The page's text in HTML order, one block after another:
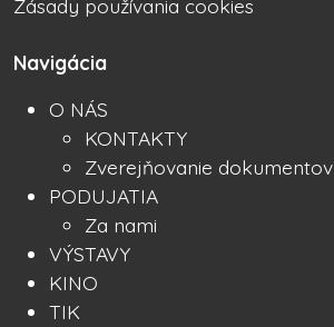
Zásady používania cookies
Navigácia
O NÁS
KONTAKTY
Zverejňovanie dokumentov
PODUJATIA
Za nami
VÝSTAVY
KINO
TIK